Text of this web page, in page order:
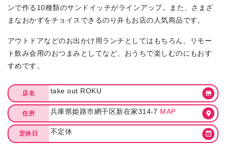
ンで作る10種類のサンドイッチがラインアップ。また、さまざ
まなおかずをチョイスできるのり弁もお店の人気商品です。
アウトドアなどのお出かけ用ランチとしてはもちろん、リモー
ト飲み会用のおつまみとしてなど、おうちで楽しむのにもおす
すめです。
店名 take out ROKU
住所 兵庫県姫路市網干区新在家314-7 MAP
定休日 不定休